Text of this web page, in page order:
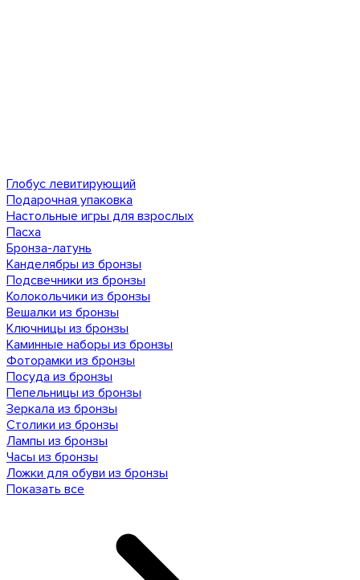
Глобус левитирующий
Подарочная упаковка
Настольные игры для взрослых
Пасха
Бронза-латунь
Канделябры из бронзы
Подсвечники из бронзы
Колокольчики из бронзы
Вешалки из бронзы
Ключницы из бронзы
Каминные наборы из бронзы
Фоторамки из бронзы
Посуда из бронзы
Пепельницы из бронзы
Зеркала из бронзы
Столики из бронзы
Лампы из бронзы
Часы из бронзы
Ложки для обуви из бронзы
Показать все